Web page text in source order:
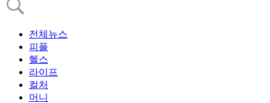
전체뉴스
피플
헬스
라이프
컬처
머니